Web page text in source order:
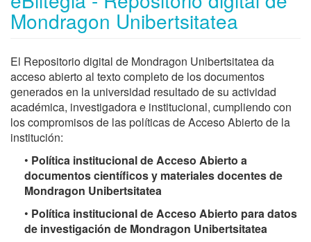
Mondragon Unibertsitatea
El Repositorio digital de Mondragon Unibertsitatea da
acceso abierto al texto completo de los documentos
generados en la universidad resultado de su actividad
académica, investigadora e institucional, cumpliendo con
los compromisos de las políticas de Acceso Abierto de la
institución:
• Política institucional de Acceso Abierto a
documentos científicos y materiales docentes de
Mondragon Unibertsitatea
• Política institucional de Acceso Abierto para datos
de investigación de Mondragon Unibertsitatea